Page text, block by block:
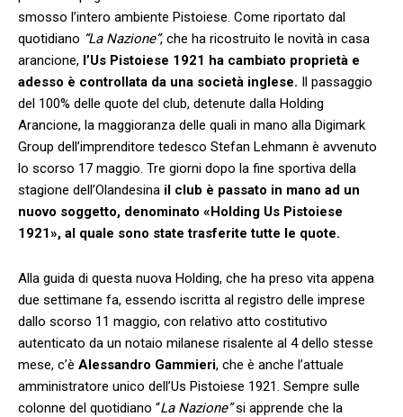
smosso l’intero ambiente Pistoiese. Come riportato dal
quotidiano “La Nazione”, che ha ricostruito le novità in casa
arancione, l’Us Pistoiese 1921 ha cambiato proprietà e
adesso è controllata da una società inglese. Il passaggio
del 100% delle quote del club, detenute dalla Holding
Arancione, la maggioranza delle quali in mano alla Digimark
Group dell’imprenditore tedesco Stefan Lehmann è avvenuto
lo scorso 17 maggio. Tre giorni dopo la fine sportiva della
stagione dell’Olandesina il club è passato in mano ad un
nuovo soggetto, denominato «Holding Us Pistoiese
1921», al quale sono state trasferite tutte le quote.
Alla guida di questa nuova Holding, che ha preso vita appena
due settimane fa, essendo iscritta al registro delle imprese
dallo scorso 11 maggio, con relativo atto costitutivo
autenticato da un notaio milanese risalente al 4 dello stesse
mese, c’è Alessandro Gammieri, che è anche l’attuale
amministratore unico dell’Us Pistoiese 1921. Sempre sulle
colonne del quotidiano “La Nazione”si apprende che la